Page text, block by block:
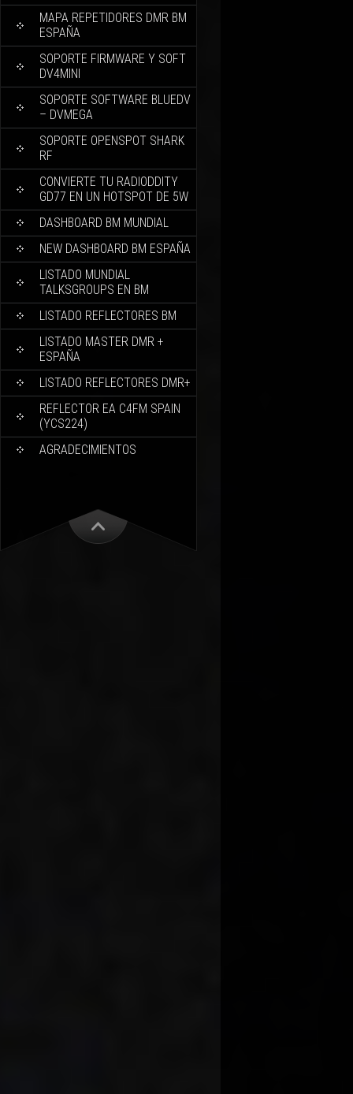
MAPA REPETIDORES DMR BM
ESPAÑA
SOPORTE FIRMWARE Y SOFT
DV4MINI
SOPORTE SOFTWARE BLUEDV
– DVMEGA
SOPORTE OPENSPOT SHARK
RF
CONVIERTE TU RADIODDITY
GD77 EN UN HOTSPOT DE 5W
DASHBOARD BM MUNDIAL
NEW DASHBOARD BM ESPAÑA
LISTADO MUNDIAL
TALKSGROUPS EN BM
LISTADO REFLECTORES BM
LISTADO MASTER DMR +
ESPAÑA
LISTADO REFLECTORES DMR+
REFLECTOR EA C4FM SPAIN
(YCS224)
AGRADECIMIENTOS